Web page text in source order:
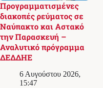
Προγραμματισμένες
διακοπές ρεύματος σε
Ναύπακτο και Αστακό
την Παρασκευή –
Αναλυτικό πρόγραμμα
ΔΕΔΔΗΕ
6 Αυγούστου 2026,
15:47